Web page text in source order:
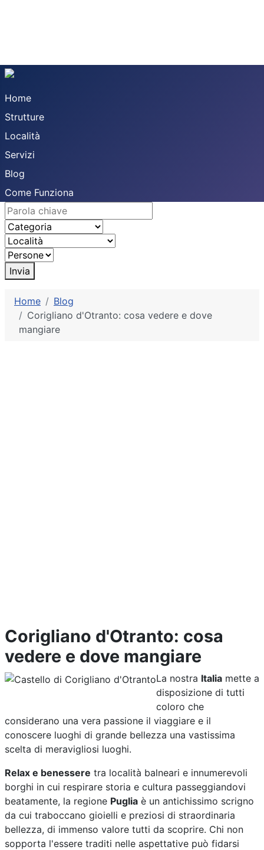
Home
Strutture
Località
Servizi
Blog
Come Funziona
Invia
Home
Blog
Corigliano d'Otranto: cosa vedere e dove
mangiare
Corigliano d'Otranto: cosa
vedere e dove mangiare
La nostra Italia mette a
disposizione di tutti
coloro che
considerano una vera passione il viaggiare e il
conoscere luoghi di grande bellezza una vastissima
scelta di meravigliosi luoghi.
Relax e benessere tra località balneari e innumerevoli
borghi in cui respirare storia e cultura passeggiandovi
beatamente, la regione Puglia è un antichissimo scrigno
da cui traboccano gioielli e preziosi di straordinaria
bellezza, di immenso valore tutti da scoprire. Chi non
sopporta l'essere traditi nelle aspettative può fidarsi